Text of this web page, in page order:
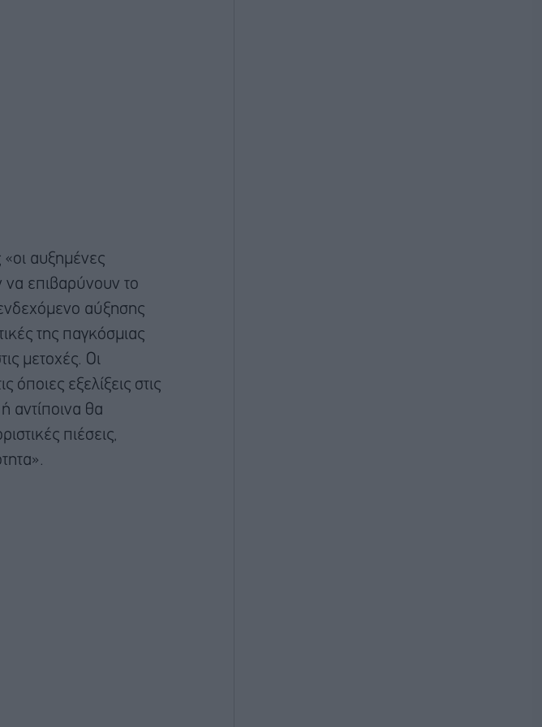
αυξημένες
να επιβαρύνουν το
αύξησης
της παγκόσμιας
μετοχές. Οι
εξελίξεις στις
αντίποινα θα
πιέσεις,